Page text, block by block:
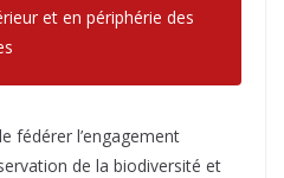
et en périphérie des
fédérer l’engagement
de la biodiversité et